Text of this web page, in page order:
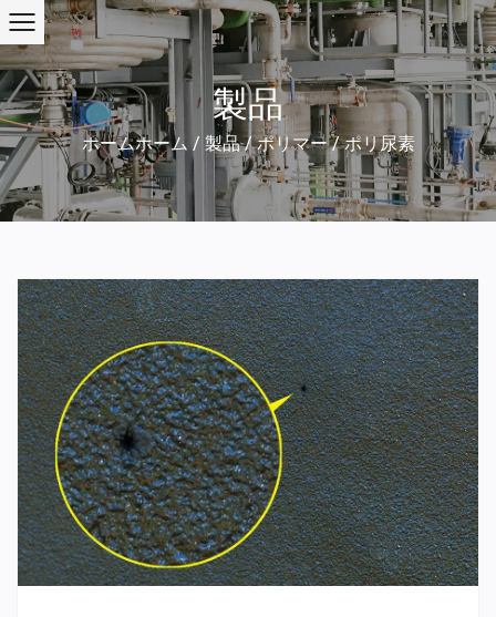
製品
ホームホーム / 製品/ポリマー/ポリ尿素